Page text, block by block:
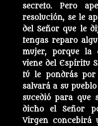
secreto. Pero
resolución, se le
del Señor que le
tengas reparo
mujer, porque la
viene del Espíritu
tú le pondrás por
salvará a su
sucedió para que
dicho el Señor
Virgen